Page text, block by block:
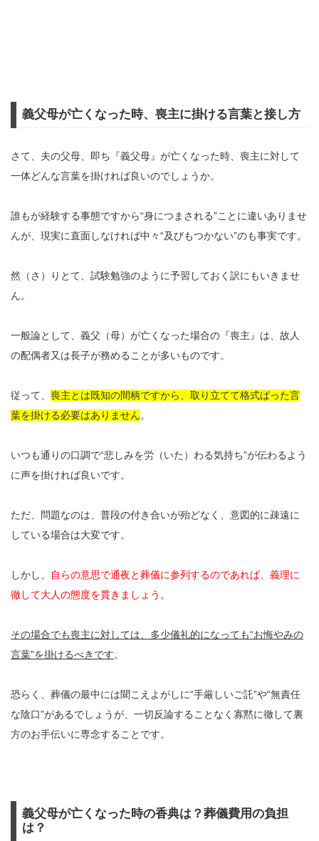
義父母が亡くなった時、喪主に掛ける言葉と接し方
さて、夫の父母、即ち『義父母』が亡くなった時、喪主に対して
一体どんな言葉を掛ければ良いのでしょうか。
誰もが経験する事態ですから“身につまされる”ことに違いありませ
んが、現実に直面しなければ中々“及びもつかない”のも事実です。
然（さ）りとて、試験勉強のように予習しておく訳にもいきませ
ん。
一般論として、義父（母）が亡くなった場合の『喪主』は、故人
の配偶者又は長子が務めることが多いものです。
従って、 喪主とは既知の間柄ですから、取り立てて格式ばった言
葉を掛ける必要はありません。
いつも通りの口調で“悲しみを労（いた）わる気持ち”が伝わるよう
に声を掛ければ良いです。
ただ、問題なのは、普段の付き合いが殆どなく、意図的に疎遠に
している場合は大変です。
しかし、
自らの意思で通夜と葬儀に参列するのであれば、義理に
徹して大人の態度を貫きましょう 。
その場合でも喪主に対しては、多少儀礼的になっても“お悔やみの
言葉”を掛けるべきです。
恐らく、葬儀の最中には聞こえよがしに“手厳しいご託”や“無責任
な陰口”があるでしょうが、一切反論することなく寡黙に徹して裏
方のお手伝いに専念することです。
義父母が亡くなった時の香典は？葬儀費用の負担
は？